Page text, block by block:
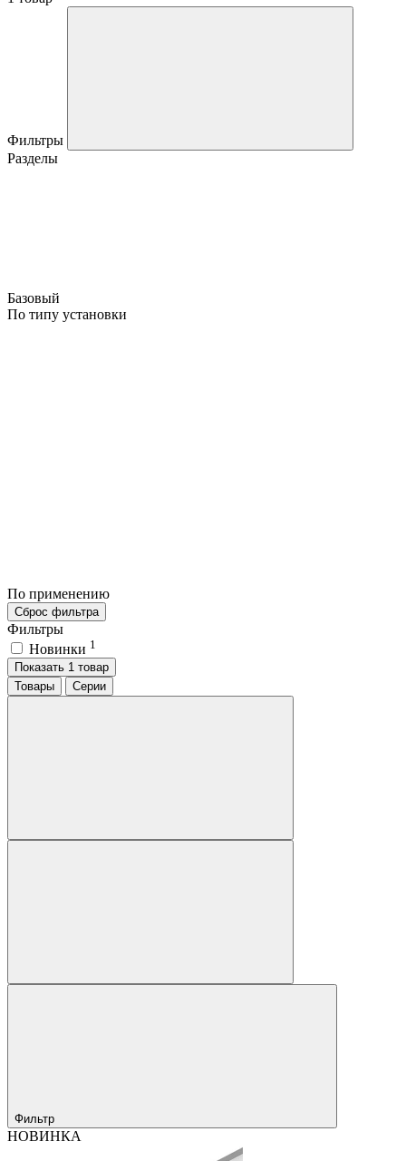
Фильтры
Разделы
Базовый
По типу установки
По применению
Сброс фильтра
Фильтры
Новинки 1
Показать 1 товар
Товары
Серии
Фильтр
НОВИНКА